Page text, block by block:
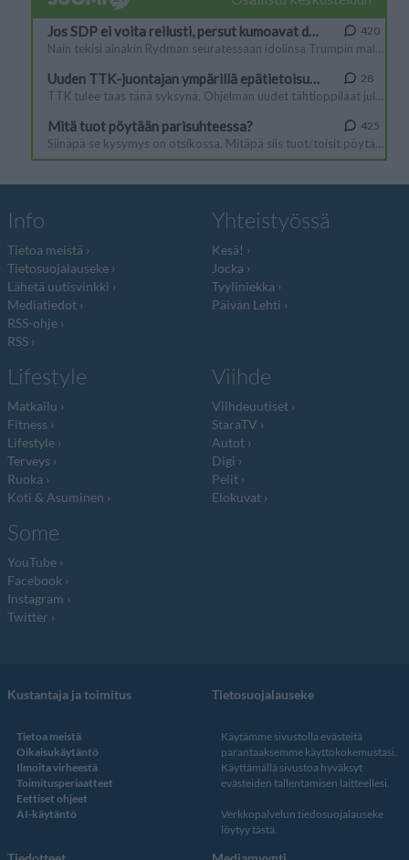
Info
Tietoa meistä
Tietosuojalauseke
Lähetä uutisvinkki
Mediatiedot
RSS-ohje
RSS
Yhteistyössä
Kesä!
Jocka
Tyyliniekka
Päivän Lehti
Lifestyle
Matkailu
Fitness
Lifestyle
Terveys
Ruoka
Koti & Asuminen
Viihde
Viihdeuutiset
StaraTV
Autot
Digi
Pelit
Elokuvat
Some
YouTube
Facebook
Instagram
Twitter
Kustantaja ja toimitus
Tietoa meistä
Oikaisukäytäntö
Ilmoita virheestä
Toimitusperiaatteet
Eettiset ohjeet
AI-käytäntö
Tietosuojalauseke
Käytämme sivustolla evästeitä
parantaaksemme käyttökokemustasi.
Käyttämällä sivustoa hyväksyt
evästeiden tallentamisen laitteellesi.
Verkkopalvelun tiedosuojalauseke
löytyy tästä.